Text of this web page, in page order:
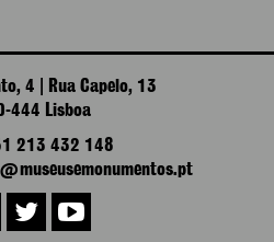
4 | Rua Capelo, 13
444 Lisboa
213 432 148